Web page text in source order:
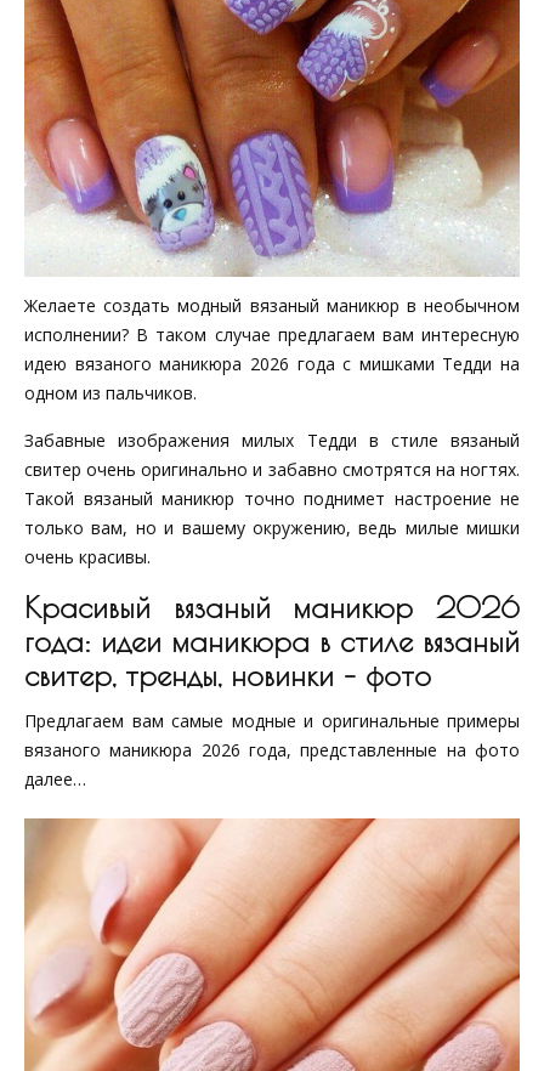
Желаете создать модный вязаный маникюр в необычном
исполнении? В таком случае предлагаем вам интересную
идею вязаного маникюра 2026 года с мишками Тедди на
одном из пальчиков.
Забавные изображения милых Тедди в стиле вязаный
свитер очень оригинально и забавно смотрятся на ногтях.
Такой вязаный маникюр точно поднимет настроение не
только вам, но и вашему окружению, ведь милые мишки
очень красивы.
Красивый вязаный маникюр 2026
года: идеи маникюра в стиле вязаный
свитер, тренды, новинки – фото
Предлагаем вам самые модные и оригинальные примеры
вязаного маникюра 2026 года, представленные на фото
далее…